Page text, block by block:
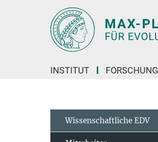
INSTITUT FORSCHUNG
Wissenschaftliche EDV